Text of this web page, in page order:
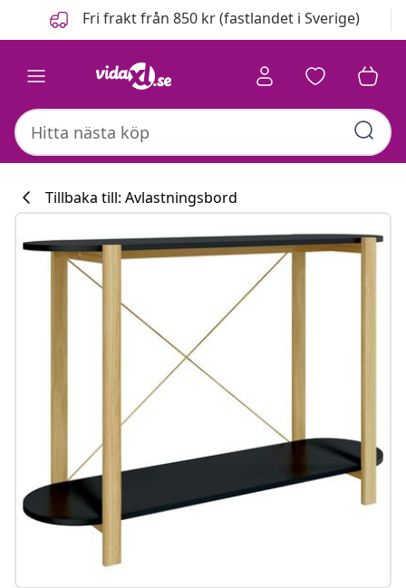
FöregåendeFri frakt från 850 kr (fastlandet i Sverige)
Tillbaka till: Avlastningsbord